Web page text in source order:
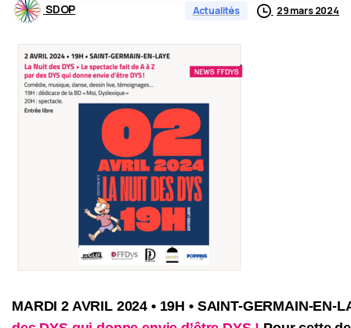
SDOP Actualités 29 mars 2024
MARDI 2 AVRIL 2024 • 19H • SAINT-GERMAIN-EN-